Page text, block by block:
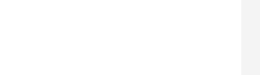
chống rỉ, logo nổi trên bề mặt cân đối. Đặc biệt dễ dàng lắp đặt không cần phải